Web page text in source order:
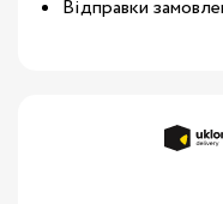
Відправки